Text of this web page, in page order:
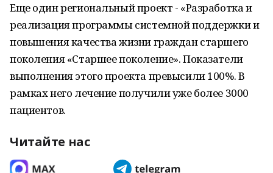
Еще один региональный проект - «Разработка и
реализация программы системной поддержки и
повышения качества жизни граждан старшего
поколения «Старшее поколение». Показатели
выполнения этого проекта превысили 100%. В
рамках него лечение получили уже более 3000
пациентов.
Читайте нас